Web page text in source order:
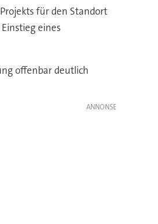
für den Standort
eines
offenbar deutlich